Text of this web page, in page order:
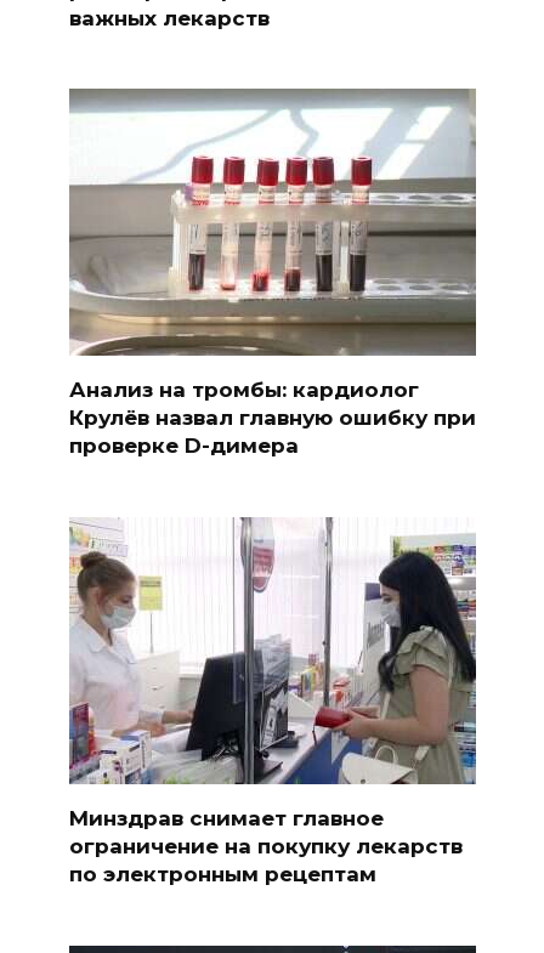
важных лекарств
Анализ на тромбы: кардиолог
Крулёв назвал главную ошибку при
проверке D-димера
Минздрав снимает главное
ограничение на покупку лекарств
по электронным рецептам